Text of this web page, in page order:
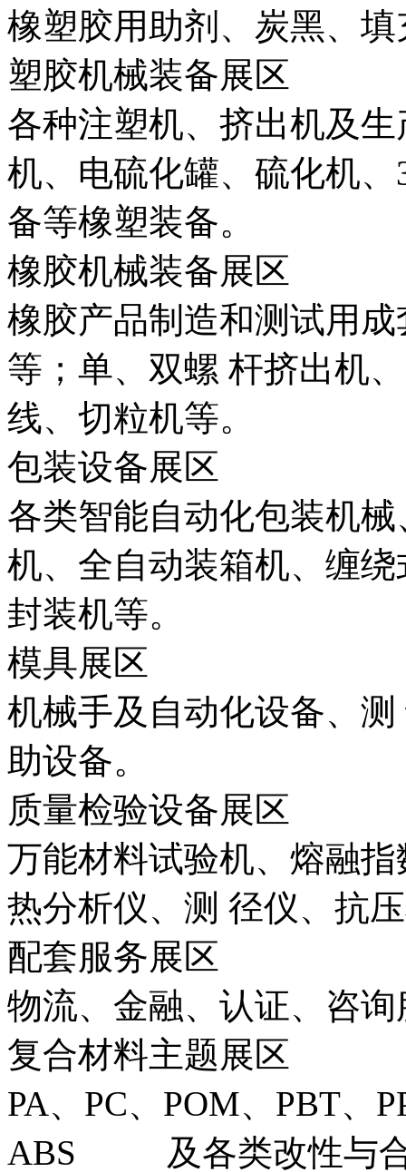
橡塑胶用助剂、炭黑、
塑胶机械装备展区
各种注塑机、挤出机及
机、电硫化罐、硫化机
备等橡塑装备。
橡胶机械装备展区
橡胶产品制造和测试用
等；单、双螺 杆挤出机
线、切粒机等。
包装设备展区
各类智能自动化包装机
机、全自动装箱机、缠
封装机等。
模具展区
机械手及自动化设备、
助设备。
质量检验设备展区
万能材料试验机、熔融
热分析仪、测 径仪、抗
配套服务展区
物流、金融、认证、咨
复合材料主题展区
PA、PC、POM、PBT、
ABS 及各类改性与合